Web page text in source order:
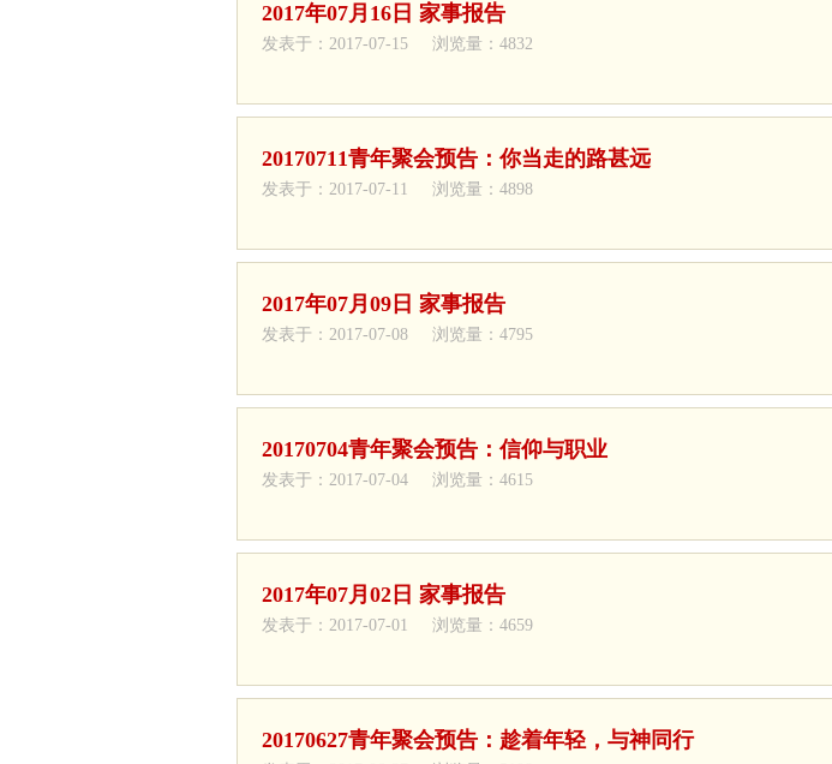
2017年07月16日 家事报告
发表于：2017-07-15 浏览量：4832
20170711青年聚会预告：你当走的路甚远
发表于：2017-07-11 浏览量：4898
2017年07月09日 家事报告
发表于：2017-07-08 浏览量：4795
20170704青年聚会预告：信仰与职业
发表于：2017-07-04 浏览量：4615
2017年07月02日 家事报告
发表于：2017-07-01 浏览量：4659
20170627青年聚会预告：趁着年轻，与神同行